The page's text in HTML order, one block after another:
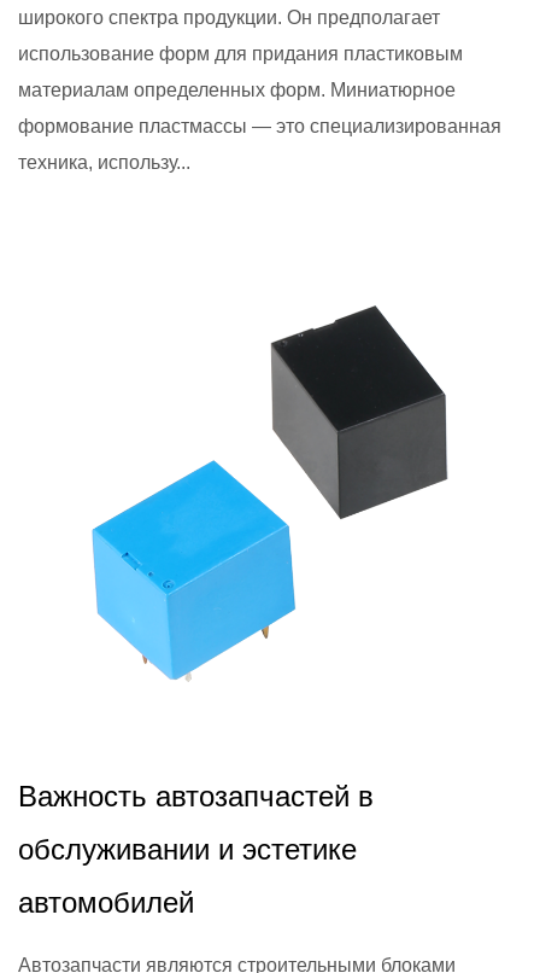
широкого спектра продукции. Он предполагает
использование форм для придания пластиковым
материалам определенных форм. Миниатюрное
формование пластмассы — это специализированная
техника, использу...
Важность автозапчастей в
обслуживании и эстетике
автомобилей
Автозапчасти являются строительными блоками